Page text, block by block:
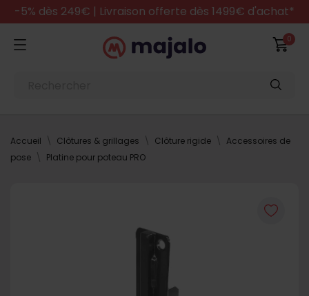
-5% dès 249€ | Livraison offerte dès 1499€ d'achat*
0
Accueil Clôtures & grillages Clôture rigide
Accessoires de
pose
Platine pour poteau PRO